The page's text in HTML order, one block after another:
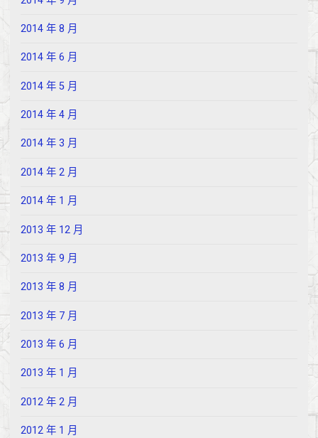
2014 年 8 月
2014 年 6 月
2014 年 5 月
2014 年 4 月
2014 年 3 月
2014 年 2 月
2014 年 1 月
2013 年 12 月
2013 年 9 月
2013 年 8 月
2013 年 7 月
2013 年 6 月
2013 年 1 月
2012 年 2 月
2012 年 1 月